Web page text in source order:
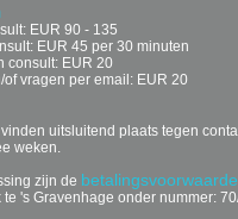
EUR 90 - 135
EUR 45 per 30 minuten
consult: EUR 20
of vragen per email: EUR 20
uitsluitend plaats tegen
weken.
zijn de
te 's Gravenhage onder nummer: